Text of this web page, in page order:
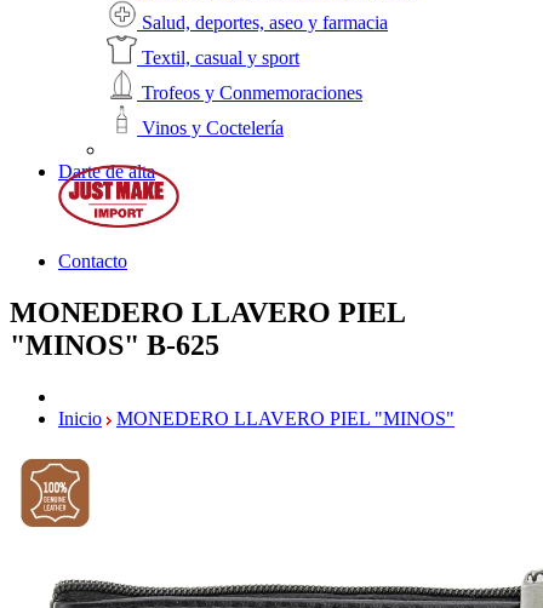
Salud, deportes, aseo y farmacia
Textil, casual y sport
Trofeos y Conmemoraciones
Vinos y Coctelería
Darte de alta
Contacto
MONEDERO LLAVERO PIEL
"MINOS" B-625
Inicio MONEDERO LLAVERO PIEL "MINOS"